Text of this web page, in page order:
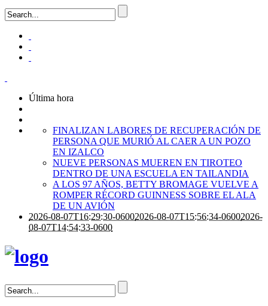
Última hora
FINALIZAN LABORES DE RECUPERACIÓN DE
PERSONA QUE MURIÓ AL CAER A UN POZO
EN IZALCO
NUEVE PERSONAS MUEREN EN TIROTEO
DENTRO DE UNA ESCUELA EN TAILANDIA
A LOS 97 AÑOS, BETTY BROMAGE VUELVE A
ROMPER RÉCORD GUINNESS SOBRE EL ALA
DE UN AVIÓN
2026-08-07T16:29:30-06002026-08-07T15:56:34-06002026-
08-07T14:54:33-0600